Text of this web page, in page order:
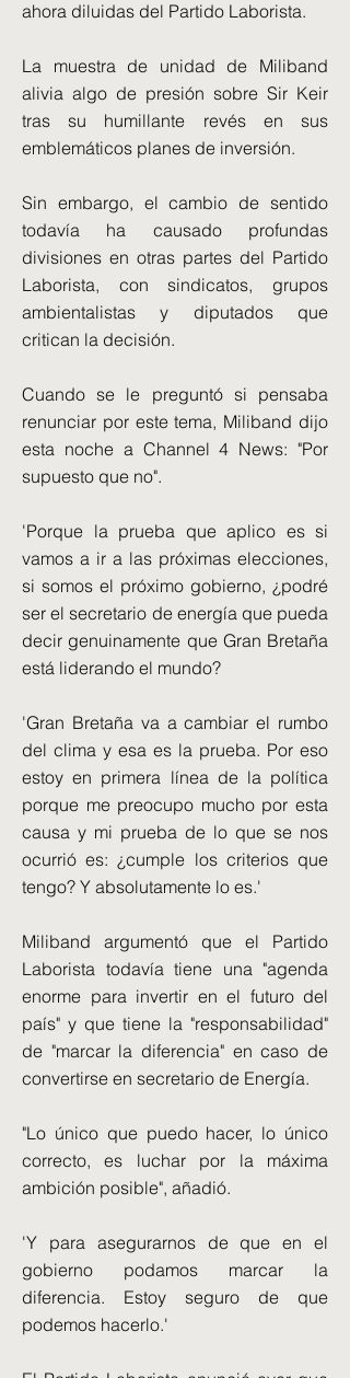
ahora diluidas del Partido Laborista.
La muestra de unidad de Miliband
alivia algo de presión sobre Sir Keir
tras su humillante revés en sus
emblemáticos planes de inversión.
Sin embargo, el cambio de sentido
todavía ha causado profundas
divisiones en otras partes del Partido
Laborista, con sindicatos, grupos
ambientalistas y diputados que
critican la decisión.
Cuando se le preguntó si pensaba
renunciar por este tema, Miliband dijo
esta noche a Channel 4 News: "Por
supuesto que no".
'Porque la prueba que aplico es si
vamos a ir a las próximas elecciones,
si somos el próximo gobierno, ¿podré
ser el secretario de energía que pueda
decir genuinamente que Gran Bretaña
está liderando el mundo?
'Gran Bretaña va a cambiar el rumbo
del clima y esa es la prueba. Por eso
estoy en primera línea de la política
porque me preocupo mucho por esta
causa y mi prueba de lo que se nos
ocurrió es: ¿cumple los criterios que
tengo? Y absolutamente lo es.'
Miliband argumentó que el Partido
Laborista todavía tiene una "agenda
enorme para invertir en el futuro del
país" y que tiene la "responsabilidad"
de "marcar la diferencia" en caso de
convertirse en secretario de Energía.
"Lo único que puedo hacer, lo único
correcto, es luchar por la máxima
ambición posible", añadió.
'Y para asegurarnos de que en el
gobierno podamos marcar la
diferencia. Estoy seguro de que
podemos hacerlo.'